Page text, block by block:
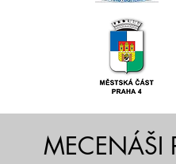
MECENÁŠI